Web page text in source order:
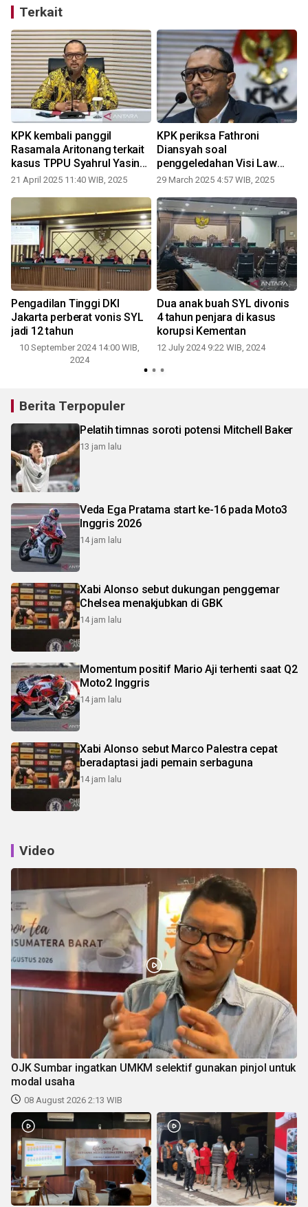
Terkait
KPK kembali panggil
Rasamala Aritonang terkait
kasus TPPU Syahrul Yasin
Limpo
21 April 2025 11:40 WIB, 2025
KPK periksa Fathroni
Diansyah soal
penggeledahan Visi Law
Office
29 March 2025 4:57 WIB, 2025
Pengadilan Tinggi DKI
Jakarta perberat vonis SYL
jadi 12 tahun
10 September 2024 14:00 WIB,
2024
Dua anak buah SYL divonis
4 tahun penjara di kasus
korupsi Kementan
12 July 2024 9:22 WIB, 2024
Berita Terpopuler
Pelatih timnas soroti potensi Mitchell Baker
13 jam lalu
Veda Ega Pratama start ke-16 pada Moto3
Inggris 2026
14 jam lalu
Xabi Alonso sebut dukungan penggemar
Chelsea menakjubkan di GBK
14 jam lalu
Momentum positif Mario Aji terhenti saat Q2
Moto2 Inggris
14 jam lalu
Xabi Alonso sebut Marco Palestra cepat
beradaptasi jadi pemain serbaguna
14 jam lalu
Video
OJK Sumbar ingatkan UMKM selektif gunakan pinjol untuk
modal usaha
08 August 2026 2:13 WIB